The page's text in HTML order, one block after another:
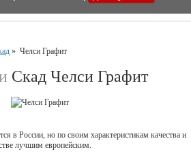
» Челси Графит
Скад Челси Графит
в России, но по своим характеристикам качества и
лучшим европейским.